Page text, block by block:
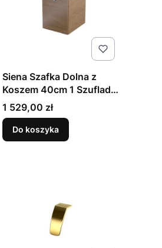
Siena Szafka Dolna z
Koszem 40cm 1 Szuflada
Dąb Kamienny
Cena
1 529,00 zł
Do koszyka